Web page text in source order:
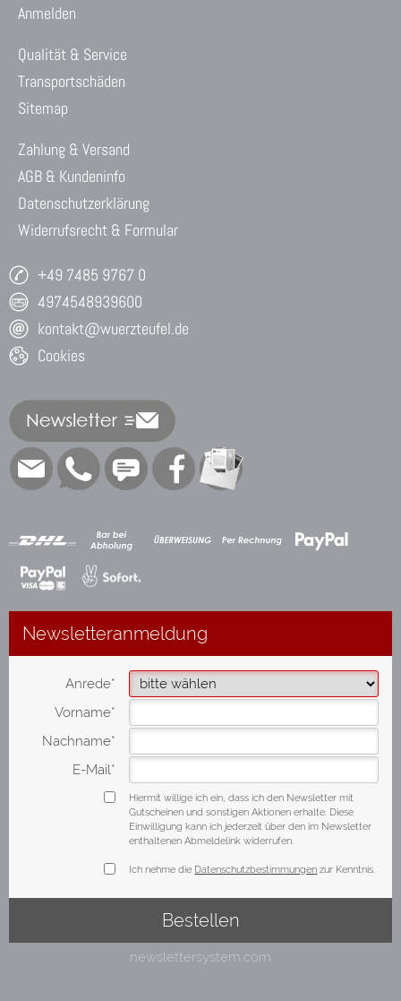
Anmelden
Qualität & Service
Transportschäden
Sitemap
Zahlung & Versand
AGB & Kundeninfo
Datenschutzerklärung
Widerrufsrecht & Formular
+49 7485 9767 0
4974548939600
kontakt@wuerzteufel.de
Cookies